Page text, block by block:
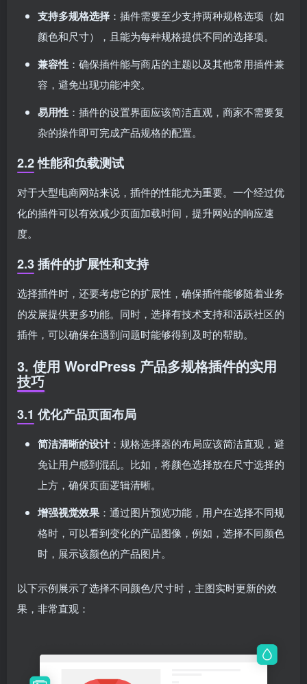
支持多规格选择 ：插件需要至少支持两种规格选项（如
颜色和尺寸），且能为每种规格提供不同的选择项。
兼容性 ：确保插件能与商店的主题以及其他常用插件兼
容，避免出现功能冲突。
易用性 ：插件的设置界面应该简洁直观，商家不需要复
杂的操作即可完成产品规格的配置。
2.2 性能和负载测试
对于大型电商网站来说，插件的性能尤为重要。一个经过优
化的插件可以有效减少页面加载时间，提升网站的响应速
度。
2.3 插件的扩展性和支持
选择插件时，还要考虑它的扩展性，确保插件能够随着业务
的发展提供更多功能。同时，选择有技术支持和活跃社区的
插件，可以确保在遇到问题时能够得到及时的帮助。
3. 使用 WordPress 产品多规格插件的实用
技巧
3.1 优化产品页面布局
简洁清晰的设计：规格选择器的布局应该简洁直观，避
免让用户感到混乱。比如，将颜色选择放在尺寸选择的
上方，确保页面逻辑清晰。
增强视觉效果 ：通过图片预览功能，用户在选择不同规
格时，可以看到变化的产品图像，例如，选择不同颜色
时，展示该颜色的产品图片。
以下示例展示了选择不同颜色/尺寸时，主图实时更新的效
果，非常直观：